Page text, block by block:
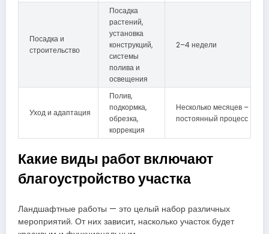
Посадка и
строительство
Посадка
растений,
установка
конструкций,
системы
полива и
освещения
2–4 недели
Уход и адаптация
Полив,
подкормка,
обрезка,
коррекция
Несколько месяцев –
постоянный процесс
Какие виды работ включают
благоустройство участка
Ландшафтные работы — это целый набор различных
мероприятий. От них зависит, насколько участок будет